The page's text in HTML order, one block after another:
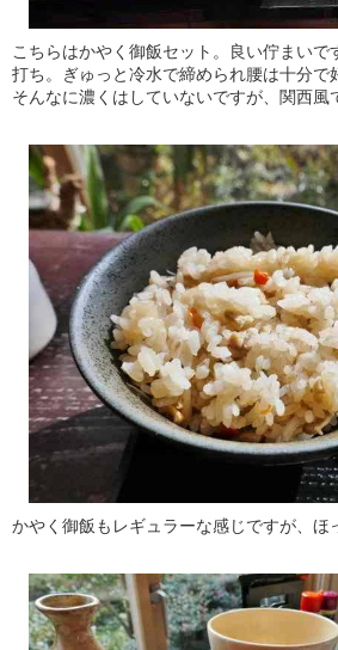
こちらはかやく御飯セット。良い佇まい
打ち。ぎゅっと冷水で締められ腰は十分で
そんなに濃くはしていないですが、関西風
かやく御飯もレギュラーな感じですが、ほ